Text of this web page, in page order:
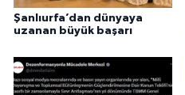
Şanlıurfa’dan dünyaya
uzanan büyük başarı